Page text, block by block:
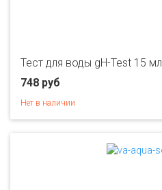
Тест для воды gH-Test 15 мл
748 руб
Нет в наличии